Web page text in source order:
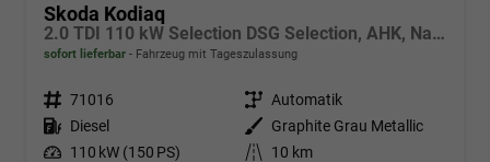
Skoda Kodiaq
2.0 TDI 110 kW Selection DSG Selection, AHK, Navi, Side, Kamera, Winter, 4 J.-Garantie
sofort lieferbar Fahrzeug mit Tageszulassung
Fahrzeugnr. 71016 Getriebe Automatik
Kraftstoff Diesel Außenfarbe
Graphite Grau Metallic
Leistung 110 kW (150 PS) Kilometerstand
10 km